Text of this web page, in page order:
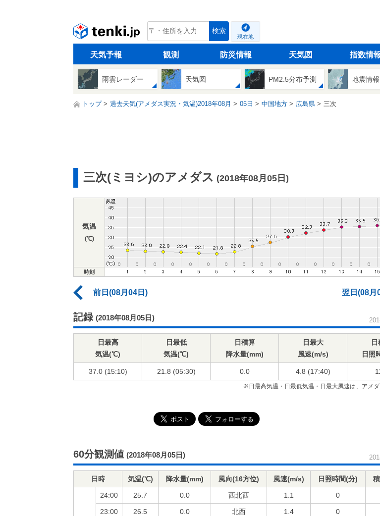
tenki.jp 検索
現在地
天気予報 観測 防災情報 天気図 指数情
雨雲レーダー 天気図 PM2.5分布予測 地震情報
トップ 過去天気(アメダス実況・気温)2018年08月 05日 中国地方 広島県 三次
三次(ミヨシ)のアメダス (2018年08月05日)
気温
(℃)
時刻
前日(08月04日) 翌日(08月
記録 (2018年08月05日)
日最高
気温(℃)
日最低
気温(℃)
日積算
降水量(mm)
日最大
風速(m/s)
日照
37.0 (15:10) 21.8 (05:30) 0.0 4.8 (17:40)
※日最高気温・日最低気温・日最大風速は、アメ
60分観測値 (2018年08月05日)
日時 気温(℃) 降水量(mm) 風向(16方位) 風速(m/s) 日照時間(分)
24:00 25.7 0.0 西北西 1.1 0
23:00 26.5 0.0 北西 1.4 0